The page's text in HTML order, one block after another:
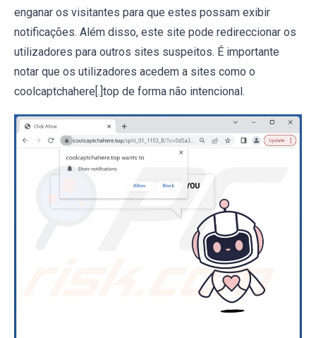
enganar os visitantes para que estes possam exibir
notificações. Além disso, este site pode redireccionar os
utilizadores para outros sites suspeitos. É importante
notar que os utilizadores acedem a sites como o
coolcaptchahere[.]top de forma não intencional.